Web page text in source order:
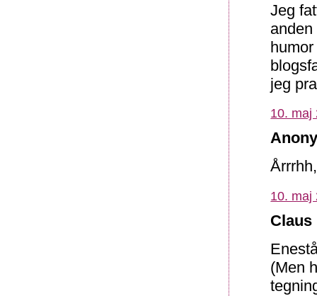
Jeg
jeg
10. maj
10. maj
Claus
(Men